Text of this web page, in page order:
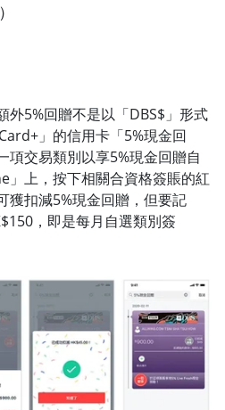
外5%回贈不是以「DBS$」形式
」的信用卡「5%現金回
項交易類別以享5%現金回贈自
」上，按下相關合資格簽賬的紅
獲扣減5%現金回贈，但要記
，即是每月自選類別簽